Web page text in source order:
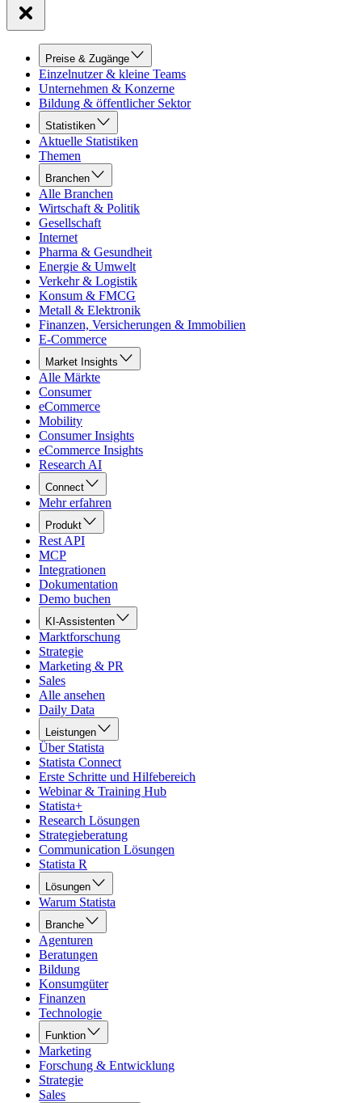
Preise & Zugänge
Einzelnutzer & kleine Teams
Unternehmen & Konzerne
Bildung & öffentlicher Sektor
Statistiken
Aktuelle Statistiken
Themen
Branchen
Alle Branchen
Wirtschaft & Politik
Gesellschaft
Internet
Pharma & Gesundheit
Energie & Umwelt
Verkehr & Logistik
Konsum & FMCG
Metall & Elektronik
Finanzen, Versicherungen & Immobilien
E-Commerce
Market Insights
Alle Märkte
Consumer
eCommerce
Mobility
Consumer Insights
eCommerce Insights
Research AI
Connect
Mehr erfahren
Produkt
Rest API
MCP
Integrationen
Dokumentation
Demo buchen
KI-Assistenten
Marktforschung
Strategie
Marketing & PR
Sales
Alle ansehen
Daily Data
Leistungen
Über Statista
Statista Connect
Erste Schritte und Hilfebereich
Webinar & Training Hub
Statista+
Research Lösungen
Strategieberatung
Communication Lösungen
Statista R
Lösungen
Warum Statista
Branche
Agenturen
Beratungen
Bildung
Konsumgüter
Finanzen
Technologie
Funktion
Marketing
Forschung & Entwicklung
Strategie
Sales